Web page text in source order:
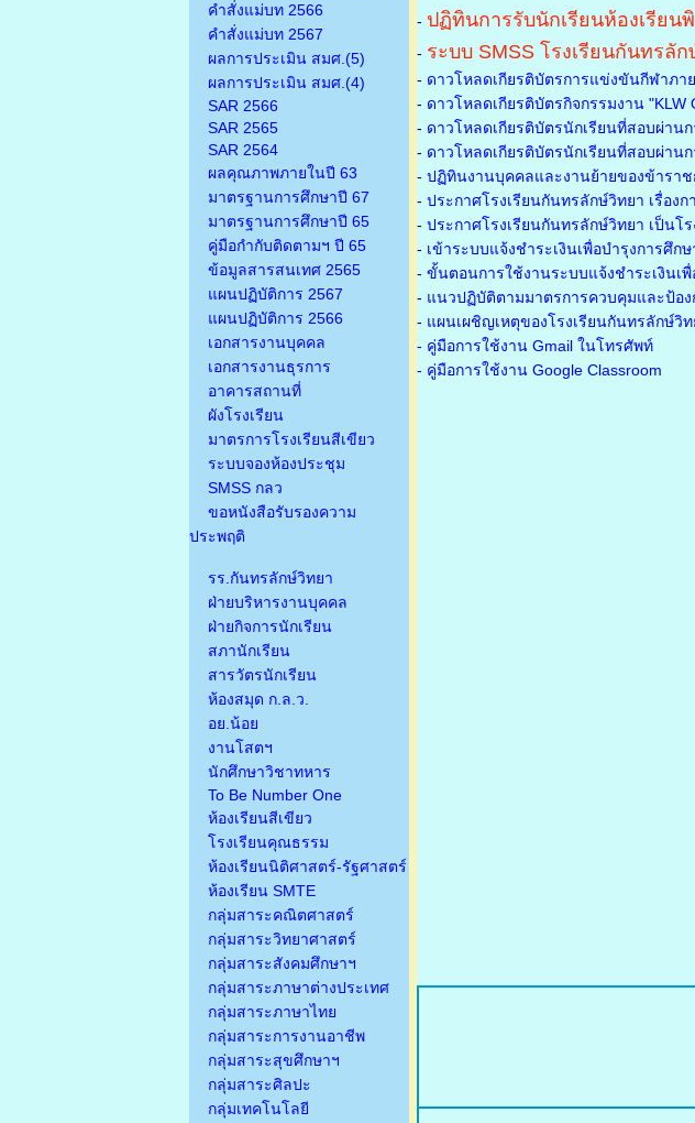
คำสั่งแม่บท 2566
คำสั่งแม่บท 2567
ผลการประเมิน สมศ.(5)
ผลการประเมิน สมศ.(4)
SAR 2566
SAR 2565
SAR 2564
ผลคุณภาพภายในปี 63
มาตรฐานการศึกษาปี 67
มาตรฐานการศึกษาปี 65
คู่มือกำกับติดตามฯ ปี 65
ข้อมูลสารสนเทศ 2565
แผนปฏิบัติการ 2567
แผนปฏิบัติการ 2566
เอกสารงานบุคคล
เอกสารงานธุรการ
อาคารสถานที่
ผังโรงเรียน
มาตรการโรงเรียนสีเขียว
ระบบจองห้องประชุม
SMSS กลว
ขอหนังสือรับรองความ
ประพฤติ
รร.กันทรลักษ์วิทยา
ฝ่ายบริหารงานบุคคล
ฝ่ายกิจการนักเรียน
สภานักเรียน
สารวัตรนักเรียน
ห้องสมุด ก.ล.ว.
อย.น้อย
งานโสตฯ
นักศึกษาวิชาทหาร
To Be Number One
ห้องเรียนสีเขียว
โรงเรียนคุณธรรม
ห้องเรียนนิติศาสตร์-รัฐศาสตร์
ห้องเรียน SMTE
กลุ่มสาระคณิตศาสตร์
กลุ่มสาระวิทยาศาสตร์
กลุ่มสาระสังคมศึกษาฯ
กลุ่มสาระภาษาต่างประเทศ
กลุ่มสาระภาษาไทย
กลุ่มสาระการงานอาชีพ
กลุ่มสาระสุขศึกษาฯ
กลุ่มสาระศิลปะ
กลุ่มเทคโนโลยี
- ปฏิทินการรับนักเรียนห้องเรียน
- ระบบ SMSS โรงเรียนกันทรลั
- ดาวโหลดเกียรติบัตรการแข่งขันกีฬาภา
- ดาวโหลดเกียรติบัตรกิจกรรมงาน "KLW
- ดาวโหลดเกียรติบัตรนักเรียนที่สอบผ่าน
- ดาวโหลดเกียรติบัตรนักเรียนที่สอบผ่าน
- ปฏิทินงานบุคคลและงานย้ายของข้ารา
- ประกาศโรงเรียนกันทรลักษ์วิทยา เรื่อง
- ประกาศโรงเรียนกันทรลักษ์วิทยา เป็นโ
- เข้าระบบแจ้งชำระเงินเพื่อบำรุงการศึกษ
- ขั้นตอนการใช้งานระบบแจ้งชำระเงินเพื่
- แนวปฏิบัติตามมาตรการควบคุมและป้อ
- แผนเผชิญเหตุของโรงเรียนกันทรลักษ์วิ
- คู่มือการใช้งาน Gmail ในโทรศัพท์
- คู่มือการใช้งาน Google Classroom